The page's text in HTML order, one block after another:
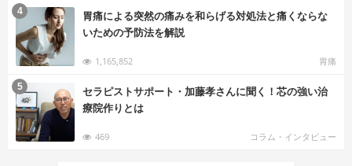
胃痛による突然の痛みを和らげる対処法と痛くならな
いための予防法を解説
1,165,852 胃痛
4
セラピストサポート・加藤孝さんに聞く！芯の強い治
療院作りとは
469 コラム・インタビュー
5